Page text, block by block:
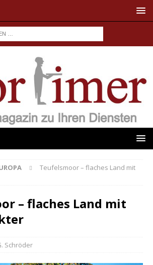
Teufelsmoor – flaches Land mit
– flaches Land mit
Schröder